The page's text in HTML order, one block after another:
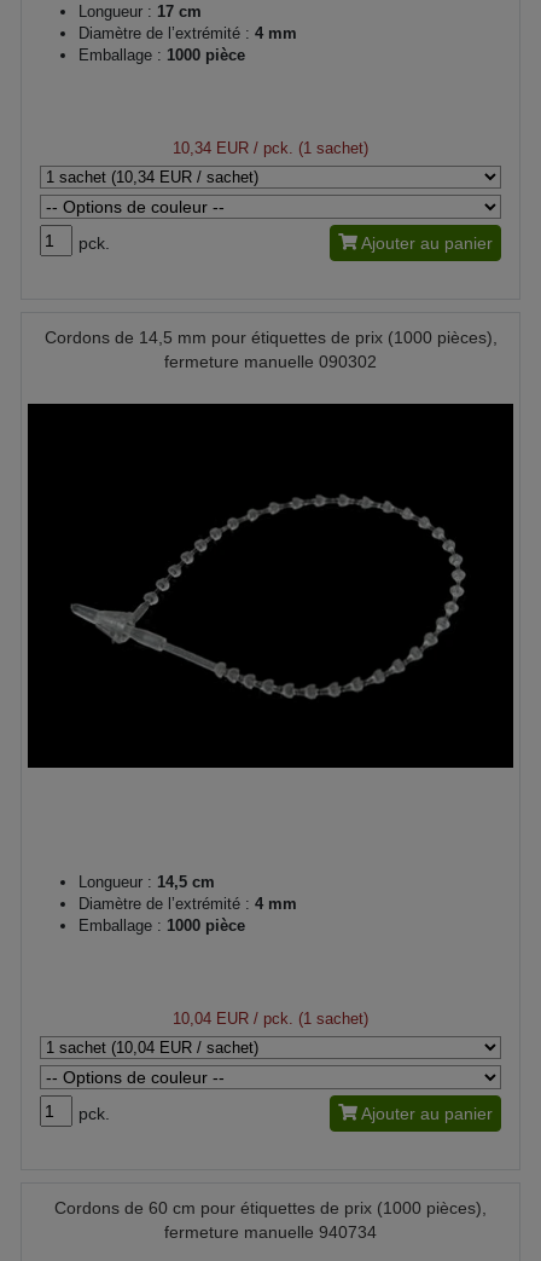
Longueur : 17 cm
Diamètre de l’extrémité : 4 mm
Emballage : 1000 pièce
10,34 EUR / pck. (1 sachet)
pck. Ajouter au panier
Cordons de 14,5 mm pour étiquettes de prix (1000 pièces),
fermeture manuelle 090302
Longueur : 14,5 cm
Diamètre de l’extrémité : 4 mm
Emballage : 1000 pièce
10,04 EUR / pck. (1 sachet)
pck. Ajouter au panier
Cordons de 60 cm pour étiquettes de prix (1000 pièces),
fermeture manuelle 940734